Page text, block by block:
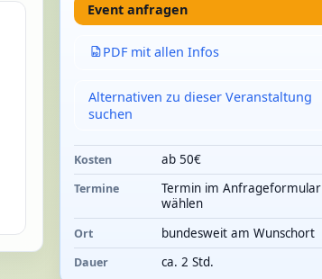
Event anfragen
PDF mit allen Infos
Alternativen zu dieser Veranstaltung
suchen
Kosten ab 50€
Termine
Termin im Anfrageformular
wählen
Ort bundesweit am Wunschort
Dauer ca. 2 Std.